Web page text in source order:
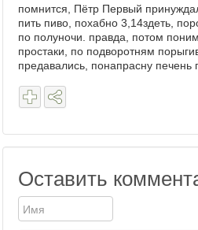
Архив
помнится, Пётр Первый
пить пиво, похабно 3,14здеть,
по полуночи. правда, потом
простаки, по подворотням
предавались, понапрасну печень
Оставить